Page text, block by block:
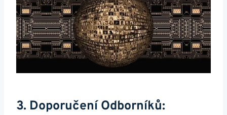
3. Doporučení Odborníků: